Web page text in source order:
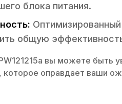
блока питания.
общую
вы можете быть
которое оправдает ваши